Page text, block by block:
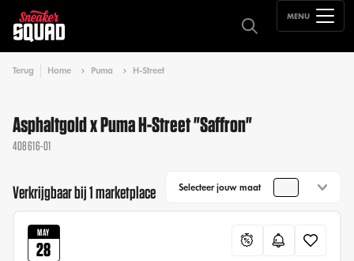
MENU
Terug Home Puma H-Street
Asphaltgold x Puma H-Street "Saffron"
408616-01
Verkrijgbaar bij 1 marketplace Selecteer jouw maat
MAY
28